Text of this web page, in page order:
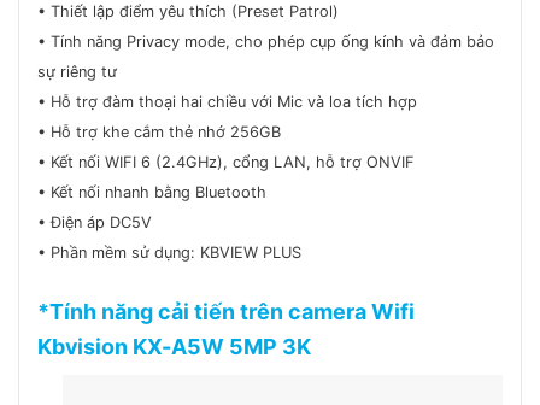
• Thiết lập điểm yêu thích (Preset Patrol)
• Tính năng Privacy mode, cho phép cụp ống kính và đảm bảo
sự riêng tư
• Hỗ trợ đàm thoại hai chiều với Mic và loa tích hợp
• Hỗ trợ khe cắm thẻ nhớ 256GB
• Kết nối WIFI 6 (2.4GHz), cổng LAN, hỗ trợ ONVIF
• Kết nối nhanh bằng Bluetooth
• Điện áp DC5V
• Phần mềm sử dụng: KBVIEW PLUS
*Tính năng cải tiến trên camera Wifi
Kbvision KX-A5W 5MP 3K